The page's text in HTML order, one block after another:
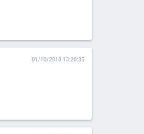
01/10/2018 13:20:35